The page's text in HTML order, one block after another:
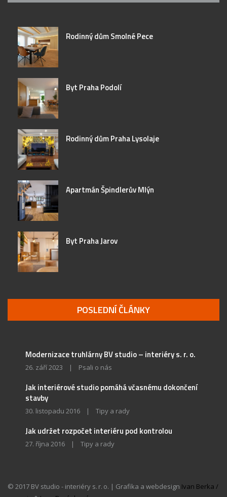
Rodinný dům Smolné Pece
Byt Praha Podolí
Rodinný dům Praha Lysolaje
Apartmán Špindlerův Mlýn
Byt Praha Jarov
POSLEDNÍ ČLÁNKY
Modernizace truhlárny BV studio – interiéry s. r. o.
26. září 2023 | Psali o nás
Jak interiérové studio pomáhá včasnému dokončení
stavby
30. listopadu 2016 | Tipy a rady
Jak udržet rozpočet interiéru pod kontrolou
27. října 2016 | Tipy a rady
© 2017 BV studio - interiéry s. r. o. | Grafika a webdesign Ivan Berka /